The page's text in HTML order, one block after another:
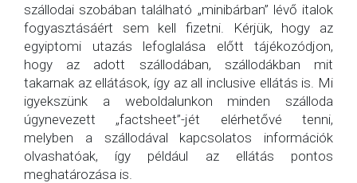
szállodai szobában található „minibárban” lévő italok
fogyasztásáért sem kell fizetni. Kérjük, hogy az
egyiptomi utazás lefoglalása előtt tájékozódjon,
hogy az adott szállodában, szállodákban mit
takarnak az ellátások, így az all inclusive ellátás is. Mi
igyekszünk a weboldalunkon minden szálloda
úgynevezett „factsheet”-jét elérhetővé tenni,
melyben a szállodával kapcsolatos információk
olvashatóak, így például az ellátás pontos
meghatározása is.